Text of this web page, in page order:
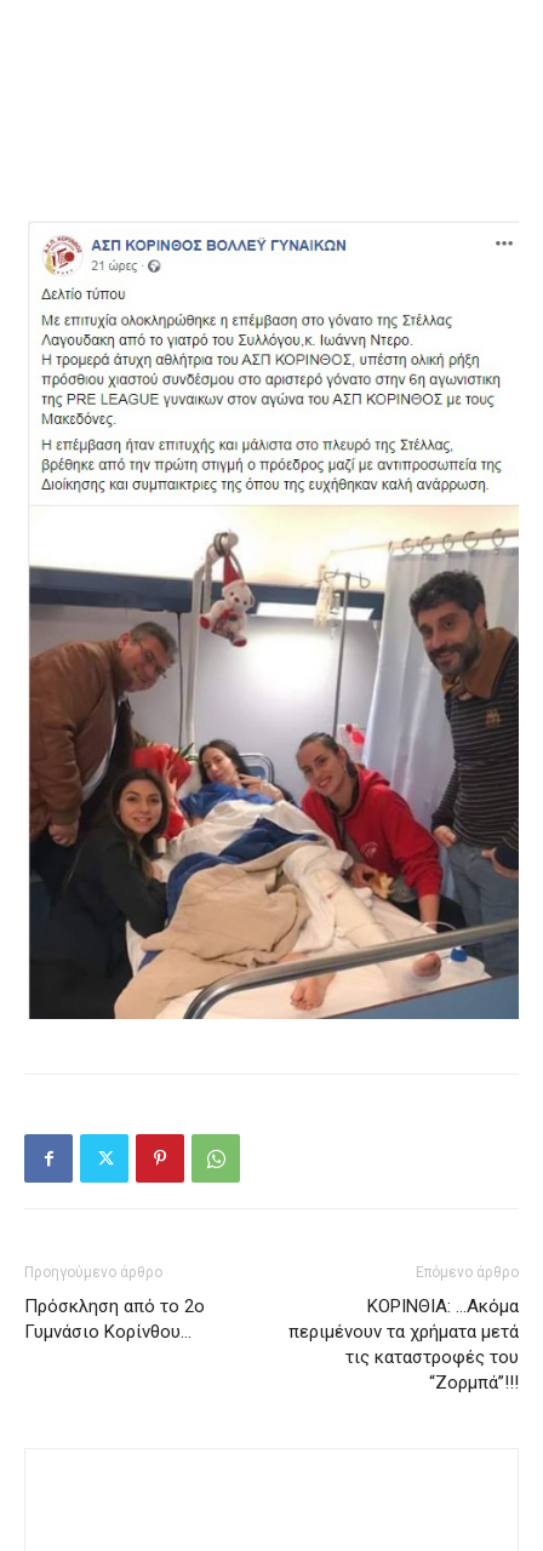
Προηγούμενο άρθρο
Πρόσκληση από το 2ο
Γυμνάσιο Κορίνθου…
Επόμενο άρθρο
ΚΟΡΙΝΘΙΑ: …Ακόμα
περιμένουν τα χρήματα μετά
τις καταστροφές του
“Ζορμπά”!!!